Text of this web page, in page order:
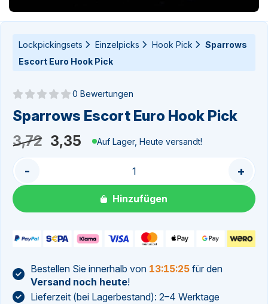
Lockpickingsets Einzelpicks Hook Pick
Sparrows
Escort Euro Hook Pick
Noch keine Bewertungen
0 Bewertungen
Sparrows Escort Euro Hook Pick
3,72 Ursprünglicher
Preis
3,72
3,35 Aktueller
Preis
3,35.
Auf Lager, Heute versandt!
- +
Hinzufügen
Bestellen Sie innerhalb von 13:15:25 für den
Versand noch heute!
Lieferzeit (bei Lagerbestand): 2–4 Werktage